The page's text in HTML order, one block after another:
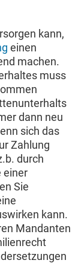
kann,
einen
machen.
muss
dann neu
sich das
Zahlung
durch
einer
Sie
kann.
Mandanten